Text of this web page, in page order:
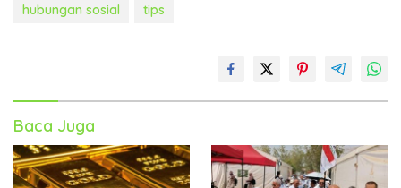
hubungan sosial
tips
Baca Juga